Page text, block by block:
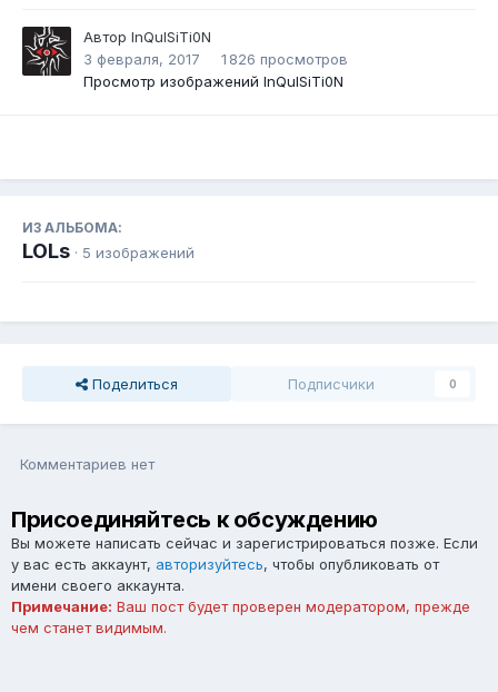
Автор InQuISiTi0N
3 февраля, 2017
1 826 просмотров
Просмотр изображений InQuISiTi0N
ИЗ АЛЬБОМА:
LOLs · 5 изображений
Поделиться Подписчики 0
Комментариев нет
Присоединяйтесь к обсуждению
Вы можете написать сейчас и зарегистрироваться позже. Если
у вас есть аккаунт, авторизуйтесь, чтобы опубликовать от
имени своего аккаунта.
Примечание: Ваш пост будет проверен модератором, прежде
чем станет видимым.